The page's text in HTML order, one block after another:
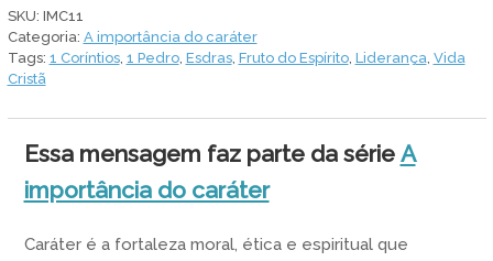
quantidade
SKU: IMC11
Categoria: A importância do caráter
Tags: 1 Coríntios, 1 Pedro, Esdras, Fruto do Espírito, Liderança Vida
Cristã
Essa mensagem faz parte da série A
importância do caráter
Caráter é a fortaleza moral, ética e espiritual que